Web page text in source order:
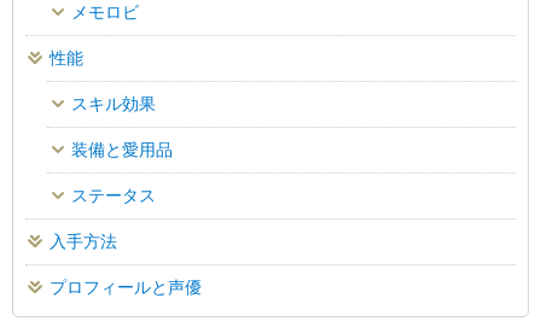
メモロビ
性能
スキル効果
装備と愛用品
ステータス
入手方法
プロフィールと声優